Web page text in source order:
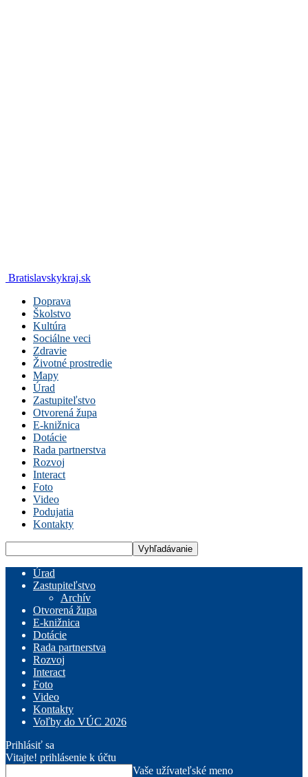
Bratislavskykraj.sk
Doprava
Školstvo
Kultúra
Sociálne veci
Zdravie
Životné prostredie
Mapy
Úrad
Zastupiteľstvo
Otvorená župa
E-knižnica
Dotácie
Rada partnerstva
Rozvoj
Interact
Foto
Video
Podujatia
Kontakty
Úrad
Zastupiteľstvo
Archív
Otvorená župa
E-knižnica
Dotácie
Rada partnerstva
Rozvoj
Interact
Foto
Video
Kontakty
Voľby do VÚC 2026
Prihlásiť sa
Vitajte! prihlásenie k účtu
Vaše užívateľské meno